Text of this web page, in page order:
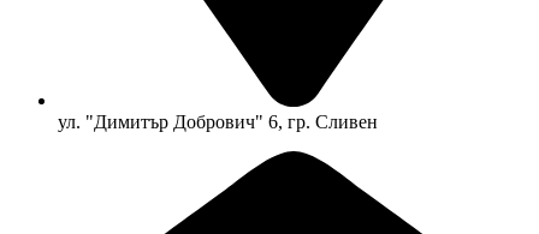
ул. "Димитър Добрович" 6, гр. Сливен